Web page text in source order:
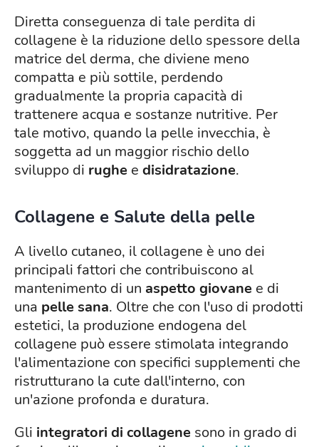
Diretta conseguenza di tale perdita di
collagene è la riduzione dello spessore della
matrice del derma, che diviene meno
compatta e più sottile, perdendo
gradualmente la propria capacità di
trattenere acqua e sostanze nutritive. Per
tale motivo, quando la pelle invecchia, è
soggetta ad un maggior rischio dello
sviluppo di rughe e disidratazione.
Collagene e Salute della pelle
A livello cutaneo, il collagene è uno dei
principali fattori che contribuiscono al
mantenimento di un aspetto giovane e di
una pelle sana. Oltre che con l'uso di prodotti
estetici, la produzione endogena del
collagene può essere stimolata integrando
l'alimentazione con specifici supplementi che
ristrutturano la cute dall'interno, con
un'azione profonda e duratura.
Gli integratori di collagene sono in grado di